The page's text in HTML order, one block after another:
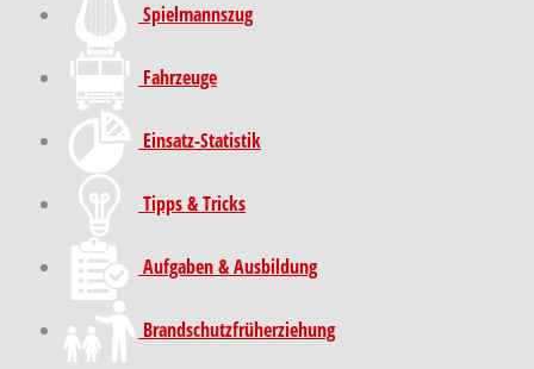
Spielmannszug
Fahrzeuge
Einsatz-Statistik
Tipps & Tricks
Aufgaben & Ausbildung
Brand­schutz­früh­erziehung